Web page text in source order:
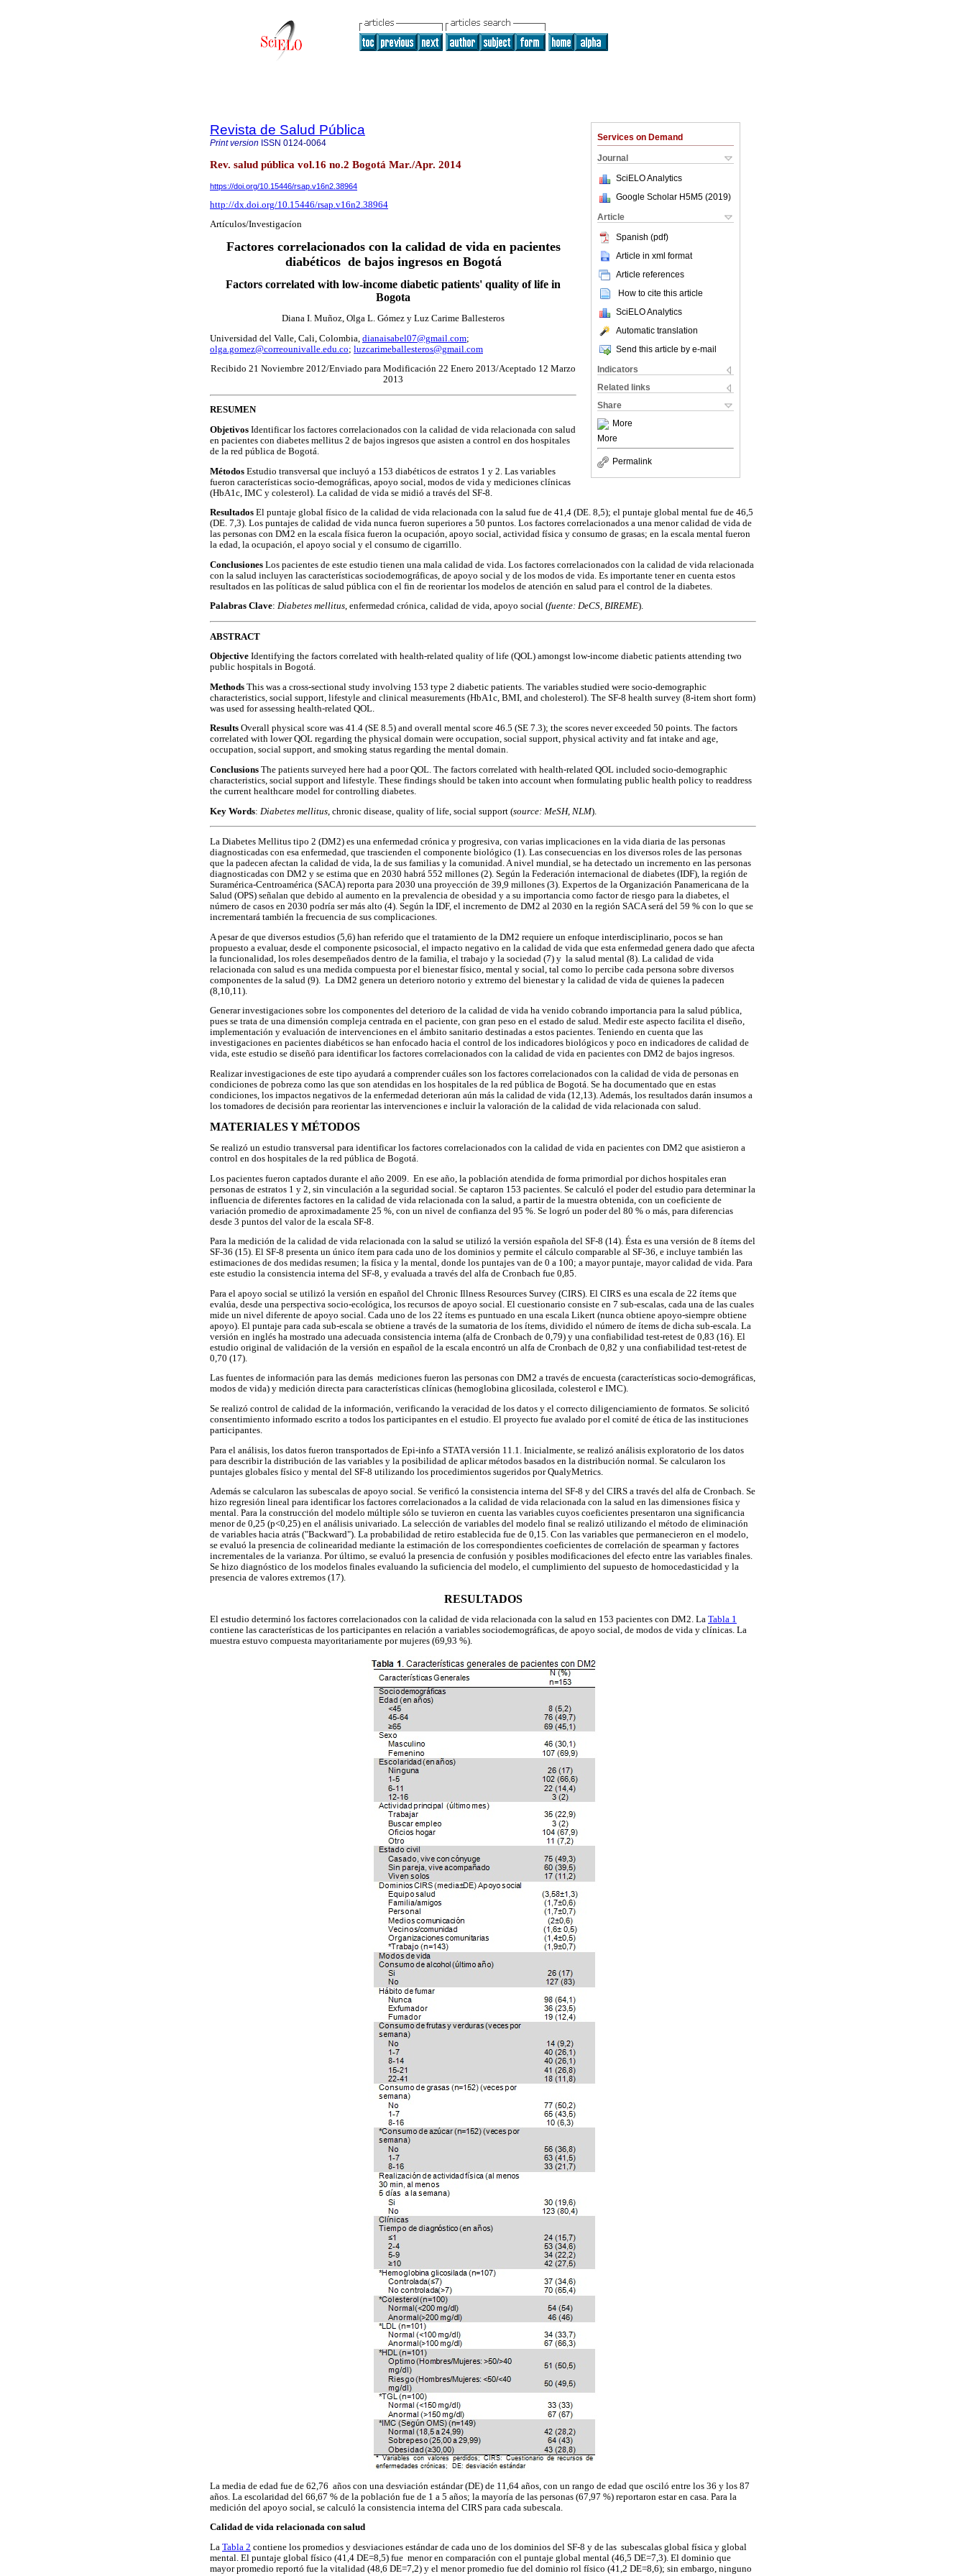
Services on Demand
Journal
SciELO Analytics
Google Scholar H5M5 (2019)
Article
Spanish (pdf)
Article in xml format
Article references
How to cite this article
SciELO Analytics
Automatic translation
Send this article by e-mail
Indicators
Related links
Share
More
More
Permalink
Revista de Salud Pública
Print version ISSN 0124-0064
Rev. salud pública vol.16 no.2 Bogotá Mar./Apr. 2014
https://doi.org/10.15446/rsap.v16n2.38964
http://dx.doi.org/10.15446/rsap.v16n2.38964
Artículos/Investigacíon
Factores correlacionados con la calidad de vida en pacientes
diabéticos de bajos ingresos en Bogotá
Factors correlated with low-income diabetic patients' quality of life in
Bogota
Diana I. Muñoz, Olga L. Gómez y Luz Carime Ballesteros
Universidad del Valle, Cali, Colombia, dianaisabel07@gmail.com;
olga.gomez@correounivalle.edu.co; luzcarimeballesteros@gmail.com
Recibido 21 Noviembre 2012/Enviado para Modificación 22 Enero 2013/Aceptado 12 Marzo
2013
RESUMEN
Objetivos Identificar los factores correlacionados con la calidad de vida relacionada con salud
en pacientes con diabetes mellitus 2 de bajos ingresos que asisten a control en dos hospitales
de la red pública de Bogotá.
Métodos Estudio transversal que incluyó a 153 diabéticos de estratos 1 y 2. Las variables
fueron características socio-demográficas, apoyo social, modos de vida y mediciones clínicas
(HbA1c, IMC y colesterol). La calidad de vida se midió a través del SF-8.
Resultados El puntaje global físico de la calidad de vida relacionada con la salud fue de 41,4 (DE. 8,5); el puntaje global mental fue de 46,5
(DE. 7,3). Los puntajes de calidad de vida nunca fueron superiores a 50 puntos. Los factores correlacionados a una menor calidad de vida de
las personas con DM2 en la escala física fueron la ocupación, apoyo social, actividad física y consumo de grasas; en la escala mental fueron
la edad, la ocupación, el apoyo social y el consumo de cigarrillo.
Conclusiones Los pacientes de este estudio tienen una mala calidad de vida. Los factores correlacionados con la calidad de vida relacionada
con la salud incluyen las características sociodemográficas, de apoyo social y de los modos de vida. Es importante tener en cuenta estos
resultados en las políticas de salud pública con el fin de reorientar los modelos de atención en salud para el control de la diabetes.
Palabras Clave: Diabetes mellitus, enfermedad crónica, calidad de vida, apoyo social (fuente: DeCS, BIREME).
ABSTRACT
Objective Identifying the factors correlated with health-related quality of life (QOL) amongst low-income diabetic patients attending two
public hospitals in Bogotá.
Methods This was a cross-sectional study involving 153 type 2 diabetic patients. The variables studied were socio-demographic
characteristics, social support, lifestyle and clinical measurements (HbA1c, BMI, and cholesterol). The SF-8 health survey (8-item short form)
was used for assessing health-related QOL.
Results Overall physical score was 41.4 (SE 8.5) and overall mental score 46.5 (SE 7.3); the scores never exceeded 50 points. The factors
correlated with lower QOL regarding the physical domain were occupation, social support, physical activity and fat intake and age,
occupation, social support, and smoking status regarding the mental domain.
Conclusions The patients surveyed here had a poor QOL. The factors correlated with health-related QOL included socio-demographic
characteristics, social support and lifestyle. These findings should be taken into account when formulating public health policy to readdress
the current healthcare model for controlling diabetes.
Key Words: Diabetes mellitus , chronic disease, quality of life, social support (source: MeSH, NLM).
La Diabetes Mellitus tipo 2 (DM2) es una enfermedad crónica y progresiva, con varias implicaciones en la vida diaria de las personas
diagnosticadas con esa enfermedad, que trascienden el componente biológico (1). Las consecuencias en los diversos roles de las personas
que la padecen afectan la calidad de vida, la de sus familias y la comunidad. A nivel mundial, se ha detectado un incremento en las personas
diagnosticadas con DM2 y se estima que en 2030 habrá 552 millones (2). Según la Federación internacional de diabetes (IDF), la región de
Suramérica-Centroamérica (SACA) reporta para 2030 una proyección de 39,9 millones (3). Expertos de la Organización Panamericana de la
Salud (OPS) señalan que debido al aumento en la prevalencia de obesidad y a su importancia como factor de riesgo para la diabetes, el
número de casos en 2030 podría ser más alto (4). Según la IDF, el incremento de DM2 al 2030 en la región SACA será del 59 % con lo que se
incrementará también la frecuencia de sus complicaciones.
A pesar de que diversos estudios (5,6) han referido que el tratamiento de la DM2 requiere un enfoque interdisciplinario, pocos se han
propuesto a evaluar, desde el componente psicosocial, el impacto negativo en la calidad de vida que esta enfermedad genera dado que afecta
la funcionalidad, los roles desempeñados dentro de la familia, el trabajo y la sociedad (7) y la salud mental (8). La calidad de vida
relacionada con salud es una medida compuesta por el bienestar físico, mental y social, tal como lo percibe cada persona sobre diversos
componentes de la salud (9). La DM2 genera un deterioro notorio y extremo del bienestar y la calidad de vida de quienes la padecen
(8,10,11).
Generar investigaciones sobre los componentes del deterioro de la calidad de vida ha venido cobrando importancia para la salud pública,
pues se trata de una dimensión compleja centrada en el paciente, con gran peso en el estado de salud. Medir este aspecto facilita el diseño,
implementación y evaluación de intervenciones en el ámbito sanitario destinadas a estos pacientes. Teniendo en cuenta que las
investigaciones en pacientes diabéticos se han enfocado hacia el control de los indicadores biológicos y poco en indicadores de calidad de
vida, este estudio se diseñó para identificar los factores correlacionados con la calidad de vida en pacientes con DM2 de bajos ingresos.
Realizar investigaciones de este tipo ayudará a comprender cuáles son los factores correlacionados con la calidad de vida de personas en
condiciones de pobreza como las que son atendidas en los hospitales de la red pública de Bogotá. Se ha documentado que en estas
condiciones, los impactos negativos de la enfermedad deterioran aún más la calidad de vida (12,13). Además, los resultados darán insumos a
los tomadores de decisión para reorientar las intervenciones e incluir la valoración de la calidad de vida relacionada con salud.
MATERIALES Y MÉTODOS
Se realizó un estudio transversal para identificar los factores correlacionados con la calidad de vida en pacientes con DM2 que asistieron a
control en dos hospitales de la red pública de Bogotá.
Los pacientes fueron captados durante el año 2009. En ese año, la población atendida de forma primordial por dichos hospitales eran
personas de estratos 1 y 2, sin vinculación a la seguridad social. Se captaron 153 pacientes. Se calculó el poder del estudio para determinar la
influencia de diferentes factores en la calidad de vida relacionada con la salud, a partir de la muestra obtenida, con un coeficiente de
variación promedio de aproximadamente 25 %, con un nivel de confianza del 95 %. Se logró un poder del 80 % o más, para diferencias
desde 3 puntos del valor de la escala SF-8.
Para la medición de la calidad de vida relacionada con la salud se utilizó la versión española del SF-8 (14). Ésta es una versión de 8 ítems del
SF-36 (15). El SF-8 presenta un único ítem para cada uno de los dominios y permite el cálculo comparable al SF-36, e incluye también las
estimaciones de dos medidas resumen; la física y la mental, donde los puntajes van de 0 a 100; a mayor puntaje, mayor calidad de vida. Para
este estudio la consistencia interna del SF-8, y evaluada a través del alfa de Cronbach fue 0,85.
Para el apoyo social se utilizó la versión en español del Chronic Illness Resources Survey (CIRS). El CIRS es una escala de 22 ítems que
evalúa, desde una perspectiva socio-ecológica, los recursos de apoyo social. El cuestionario consiste en 7 sub-escalas, cada una de las cuales
mide un nivel diferente de apoyo social. Cada uno de los 22 ítems es puntuado en una escala Likert (nunca obtiene apoyo-siempre obtiene
apoyo). El puntaje para cada sub-escala se obtiene a través de la sumatoria de los ítems, dividido el número de ítems de dicha sub-escala. La
versión en inglés ha mostrado una adecuada consistencia interna (alfa de Cronbach de 0,79) y una confiabilidad test-retest de 0,83 (16). El
estudio original de validación de la versión en español de la escala encontró un alfa de Cronbach de 0,82 y una confiabilidad test-retest de
0,70 (17).
Las fuentes de información para las demás mediciones fueron las personas con DM2 a través de encuesta (características socio-demográficas,
modos de vida) y medición directa para características clínicas (hemoglobina glicosilada, colesterol e IMC).
Se realizó control de calidad de la información, verificando la veracidad de los datos y el correcto diligenciamiento de formatos. Se solicitó
consentimiento informado escrito a todos los participantes en el estudio. El proyecto fue avalado por el comité de ética de las instituciones
participantes.
Para el análisis, los datos fueron transportados de Epi-info a STATA versión 11.1. Inicialmente, se realizó análisis exploratorio de los datos
para describir la distribución de las variables y la posibilidad de aplicar métodos basados en la distribución normal. Se calcularon los
puntajes globales físico y mental del SF-8 utilizando los procedimientos sugeridos por QualyMetrics.
Además se calcularon las subescalas de apoyo social. Se verificó la consistencia interna del SF-8 y del CIRS a través del alfa de Cronbach. Se
hizo regresión lineal para identificar los factores correlacionados a la calidad de vida relacionada con la salud en las dimensiones física y
mental. Para la construcción del modelo múltiple sólo se tuvieron en cuenta las variables cuyos coeficientes presentaron una significancia
menor de 0,25 (p<0,25) en el análisis univariado. La selección de variables del modelo final se realizó utilizando el método de eliminación
de variables hacia atrás ("Backward"). La probabilidad de retiro establecida fue de 0,15. Con las variables que permanecieron en el modelo,
se evaluó la presencia de colinearidad mediante la estimación de los correspondientes coeficientes de correlación de spearman y factores
incrementales de la varianza. Por último, se evaluó la presencia de confusión y posibles modificaciones del efecto entre las variables finales.
Se hizo diagnóstico de los modelos finales evaluando la suficiencia del modelo, el cumplimiento del supuesto de homocedasticidad y la
presencia de valores extremos (17).
RESULTADOS
El estudio determinó los factores correlacionados con la calidad de vida relacionada con la salud en 153 pacientes con DM2. La Tabla 1
contiene las características de los participantes en relación a variables sociodemográficas, de apoyo social, de modos de vida y clínicas. La
muestra estuvo compuesta mayoritariamente por mujeres (69,93 %).
La media de edad fue de 62,76 años con una desviación estándar (DE) de 11,64 años, con un rango de edad que osciló entre los 36 y los 87
años. La escolaridad del 66,67 % de la población fue de 1 a 5 años; la mayoría de las personas (67,97 %) reportaron estar en casa. Para la
medición del apoyo social, se calculó la consistencia interna del CIRS para cada subescala.
Calidad de vida relacionada con salud
La Tabla 2 contiene los promedios y desviaciones estándar de cada uno de los dominios del SF-8 y de las subescalas global física y global
mental. El puntaje global físico (41,4 DE=8,5) fue menor en comparación con el puntaje global mental (46,5 DE=7,3). El dominio que
mayor promedio reportó fue la vitalidad (48,6 DE=7,2) y el menor promedio fue del dominio rol físico (41,2 DE=8,6); sin embargo, ninguno